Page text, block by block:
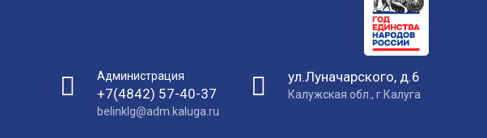
Администрация
+7(4842) 57-40-37
belinklg@adm.kaluga.ru
ул.Луначарского, д.6
Калужская обл., г.Калуга